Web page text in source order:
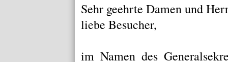
Sehr geehrte Damen und
liebe Besucher,
im Namen des